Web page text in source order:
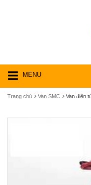
MENU
Trang chủ Van SMC Van điện